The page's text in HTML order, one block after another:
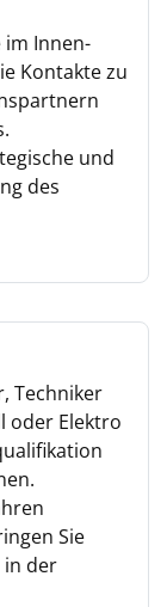
Innen-
Kontakte zu
und
des
Techniker
oder Elektro
Sie
in der